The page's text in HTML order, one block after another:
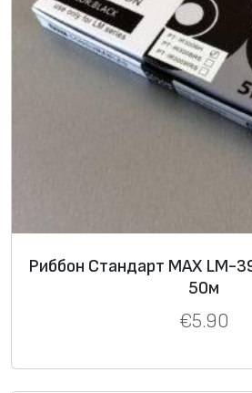
Риббон Стандарт MAX LM-
50м
€5.90